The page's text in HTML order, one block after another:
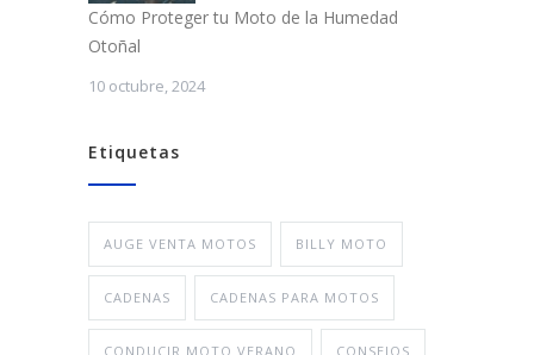
Cómo Proteger tu Moto de la Humedad
Otoñal
10 octubre, 2024
Etiquetas
AUGE VENTA MOTOS BILLY MOTO
CADENAS CADENAS PARA MOTOS
CONDUCIR MOTO VERANO CONSEJOS